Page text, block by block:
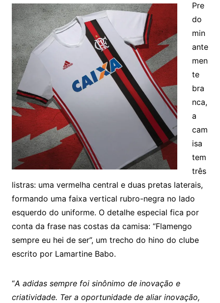
Pre
do
min
ante
men
te
bra
nca,
a
cam
isa
tem
três
listras: uma vermelha central e duas pretas laterais,
formando uma faixa vertical rubro-negra no lado
esquerdo do uniforme. O detalhe especial fica por
conta da frase nas costas da camisa: “Flamengo
sempre eu hei de ser”, um trecho do hino do clube
escrito por Lamartine Babo.
“A adidas sempre foi sinônimo de inovação e
criatividade. Ter a oportunidade de aliar inovação,